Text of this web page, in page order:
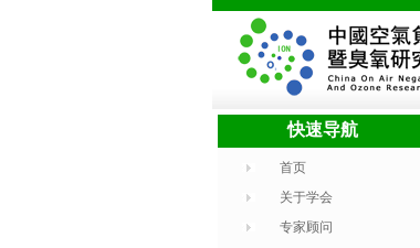
快速导航
首页
关于学会
专家顾问